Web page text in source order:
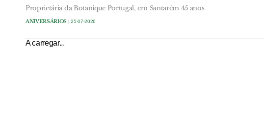
Proprietária da Botanique Portugal, em Santarém 45 anos
ANIVERSÁRIOS | 25-07-2026
A carregar...